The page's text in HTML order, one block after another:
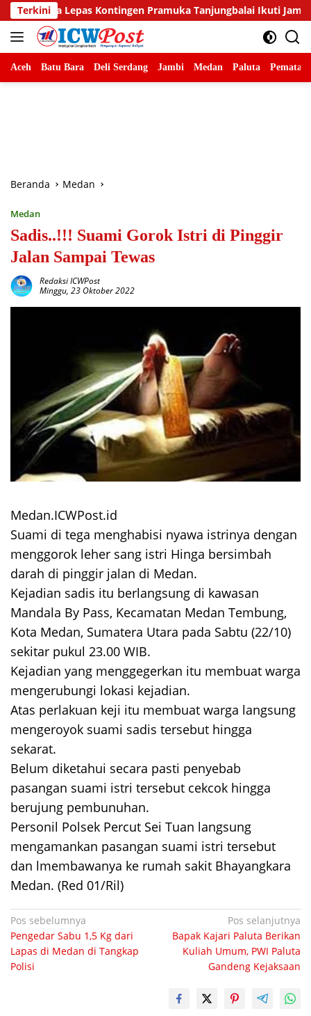
Langsung
ke
konten
TerkiniPramuka Tanjungbalai Ikuti Jamnas XII di Cibubur
Aceh Batu Bara Deli Serdang Jambi Medan Paluta
Beranda Medan
Medan
Sadis..!!! Suami Gorok Istri di Pinggir
Jalan Sampai Tewas
Redaksi ICWPost
Minggu, 23 Oktober 2022
Medan.ICWPost.id
Suami di tega menghabisi nyawa istrinya dengan
menggorok leher sang istri Hinga bersimbah
darah di pinggir jalan di Medan.
Kejadian sadis itu berlangsung di kawasan
Mandala By Pass, Kecamatan Medan Tembung,
Kota Medan, Sumatera Utara pada Sabtu (22/10)
sekitar pukul 23.00 WIB.
Kejadian yang menggegerkan itu membuat warga
mengerubungi lokasi kejadian.
Atas perlakuan keji itu membuat warga langsung
mengeroyok suami sadis tersebut hingga
sekarat.
Belum diketahui secara pasti penyebab
pasangan suami istri tersebut cekcok hingga
berujung pembunuhan.
Personil Polsek Percut Sei Tuan langsung
mengamankan pasangan suami istri tersebut
dan lmembawanya ke rumah sakit Bhayangkara
Medan. (Red 01/Ril)
Navigasi
pos
Pos sebelumnya
Pengedar Sabu 1,5 Kg dari
Lapas di Medan di Tangkap
Polisi
Pos selanjutnya
Bapak Kajari Paluta Berikan
Kuliah Umum, PWI Paluta
Gandeng Kejaksaan